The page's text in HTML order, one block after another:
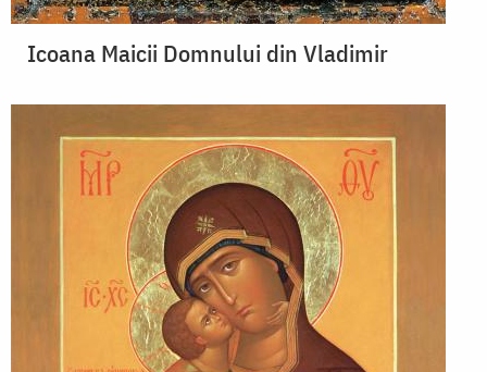
Icoana Maicii Domnului din Vladimir